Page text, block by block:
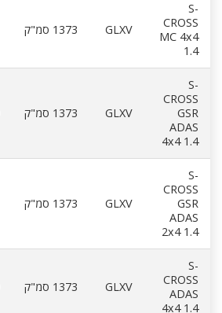
S-
CROSS
MC 4x4
1.4
GLXV 1373 סמ"ק
S-
CROSS
GSR
ADAS
4x4 1.4
GLXV 1373 סמ"ק
S-
CROSS
GSR
ADAS
2x4 1.4
GLXV 1373 סמ"ק
S-
CROSS
ADAS
4x4 1.4
GLXV 1373 סמ"ק